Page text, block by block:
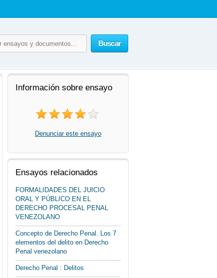
Buscar
Información sobre ensayo
Denunciar este ensayo
Ensayos relacionados
FORMALIDADES DEL JUICIO
ORAL Y PÚBLICO EN EL
DERECHO PROCESAL PENAL
VENEZOLANO
Concepto de Derecho Penal. Los 7
elementos del delito en Derecho
Penal venezolano
Derecho Penal : Delitos